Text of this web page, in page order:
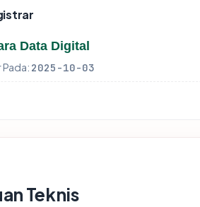
Data Digital
2025-10-03
Teknis